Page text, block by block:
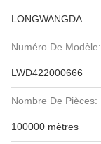
LONGWANGDA
Numéro De Modèle:
LWD422000666
Nombre De Pièces:
100000 mètres